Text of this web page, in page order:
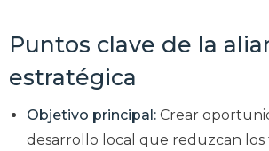
Puntos clave de la
estratégica
Objetivo principal: Crear
desarrollo local que reduzcan los